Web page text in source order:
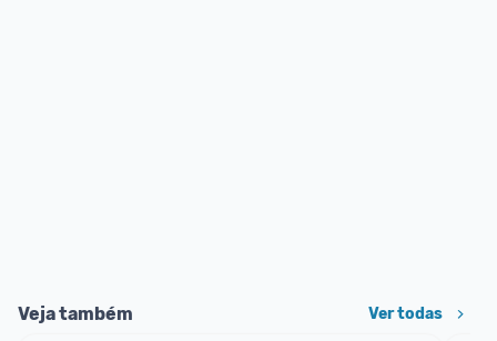
Veja também Ver todas